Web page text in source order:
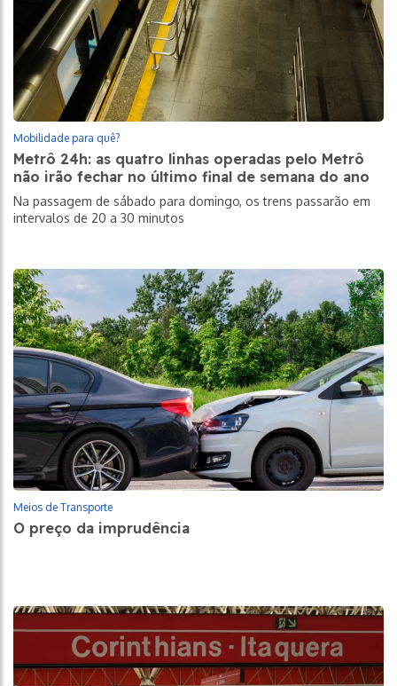
Mobilidade para quê?
Metrô 24h: as quatro linhas operadas pelo Metrô
não irão fechar no último final de semana do ano
Na passagem de sábado para domingo, os trens passarão em
intervalos de 20 a 30 minutos
Meios de Transporte
O preço da imprudência